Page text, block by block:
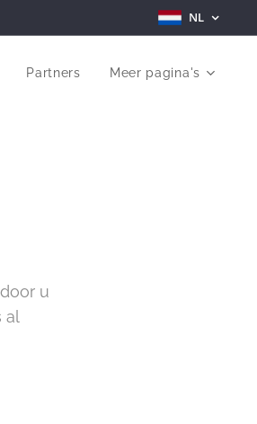
NL
Partners Meer pagina's
u